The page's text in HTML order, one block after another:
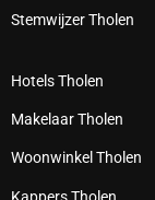
Stemwijzer Tholen
Hotels Tholen
Makelaar Tholen
Woonwinkel Tholen
Kappers Tholen